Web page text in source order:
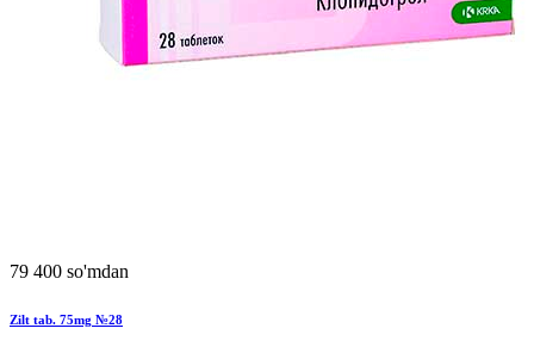
79 400 so'mdan
Zilt tab. 75mg №28